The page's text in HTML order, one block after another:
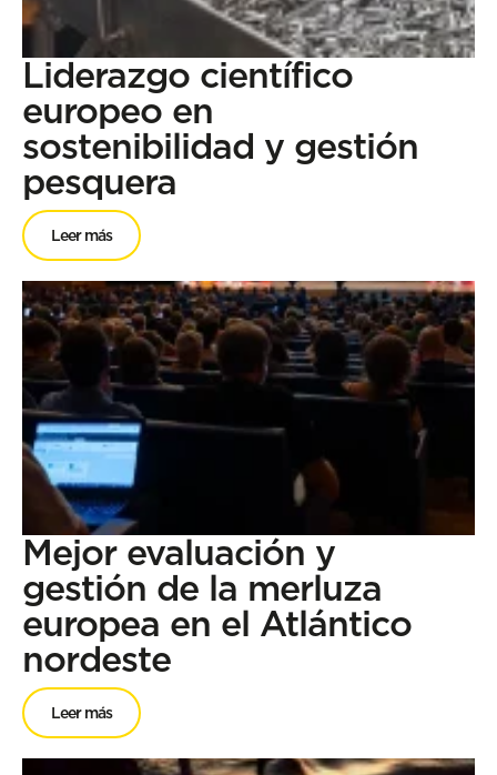
Liderazgo científico
europeo en
sostenibilidad y gestión
pesquera
Leer más
Mejor evaluación y
gestión de la merluza
europea en el Atlántico
nordeste
Leer más